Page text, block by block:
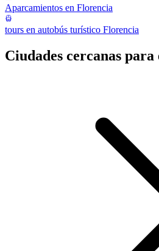
Aparcamientos en Florencia
tours en autobús turístico Florencia
Ciudades cercanas